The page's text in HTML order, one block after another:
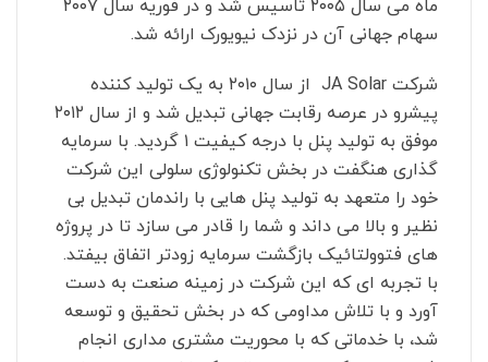
ماه می سال ۲۰۰۵ تاسیس شد و در فوریه سال ۲۰۰۷
سهام جهانی آن در نزدک نیویورک ارائه شد.
شرکت JA Solar از سال ۲۰۱۰ به یک تولید کننده
پیشرو در عرصه رقابت جهانی تبدیل شد و از سال ۲۰۱۲
موفق به تولید پنل با درجه کیفیت ۱ گردید. با سرمایه
گذاری هنگفت در بخش تکنولوژی سلولی این شرکت
خود را متعهد به تولید پنل هایی با راندمان تبدیل بی
نظیر و بالا می داند و شما را قادر می سازد تا در پروژه
های فتوولتائیک بازگشت سرمایه زودتر اتفاق بیفتد.
با تجربه ای که این شرکت در زمینه صنعت به دست
آورد و با تلاش مداومی که در بخش تحقیق و توسعه
شد، با خدماتی که با محوریت مشتری مداری انجام